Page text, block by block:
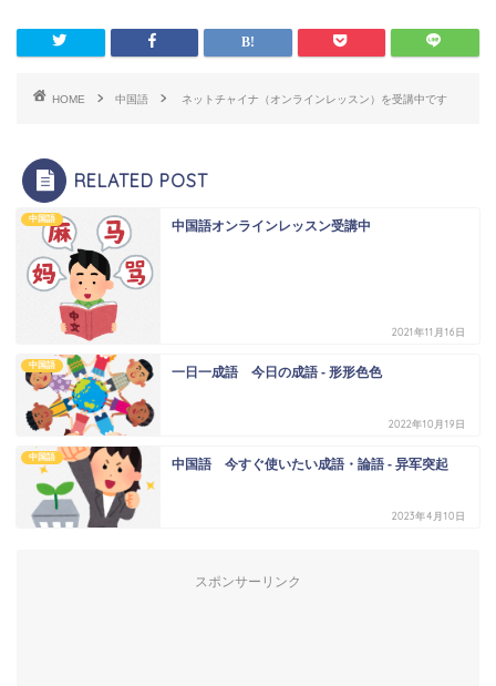
HOME 中国語 ネットチャイナ（オンラインレッスン）を受講中です
RELATED POST
中国語 中国語オンラインレッスン受講中
2021年11月16日
中国語 一日一成語 今日の成語 - 形形色色
2022年10月19日
中国語 中国語 今すぐ使いたい成語・論語 - 异军突起
2023年4月10日
スポンサーリンク